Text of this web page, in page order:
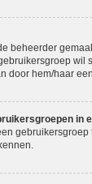
beheerder
wil
door hem/haar
in